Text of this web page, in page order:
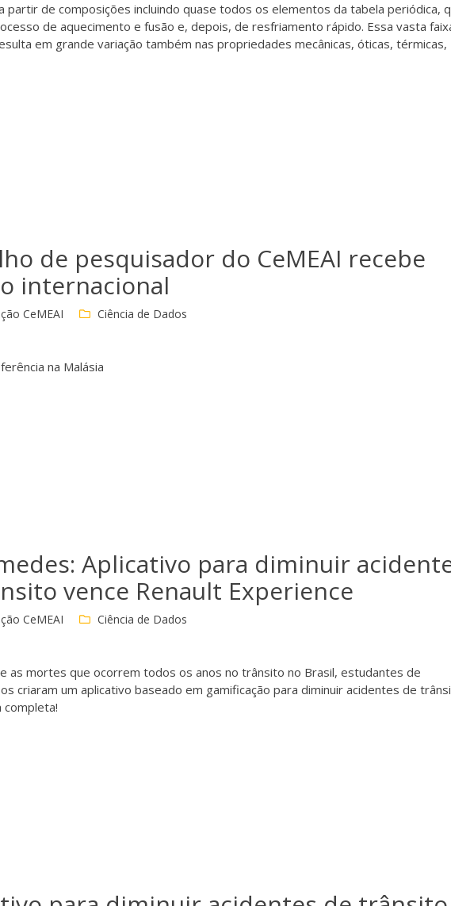
de composições incluindo quase todos os elementos da tabela periódica,
de aquecimento e fusão e, depois, de resfriamento rápido. Essa vasta
em grande variação também nas propriedades mecânicas, óticas, térmicas,
de pesquisador do CeMEAI recebe
internacional
CeMEAI Ciência de Dados
na Malásia
Aplicativo para diminuir
vence Renault Experience
CeMEAI Ciência de Dados
as mortes que ocorrem todos os anos no trânsito no Brasil, estudantes de
criaram um aplicativo baseado em gamificação para diminuir acidentes de
completa!